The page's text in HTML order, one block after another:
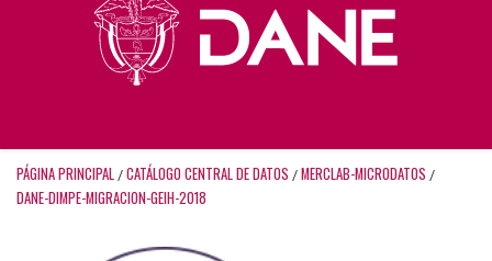
PÁGINA PRINCIPAL / CATÁLOGO CENTRAL DE DATOS / MERCLAB-MICRODATOS /
DANE-DIMPE-MIGRACION-GEIH-2018